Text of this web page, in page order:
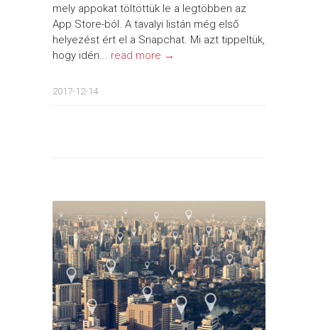
mely appokat töltöttük le a legtöbben az
App Store-ból. A tavalyi listán még első
helyezést ért el a Snapchat. Mi azt tippeltük,
hogy idén... read more →
2017-12-14